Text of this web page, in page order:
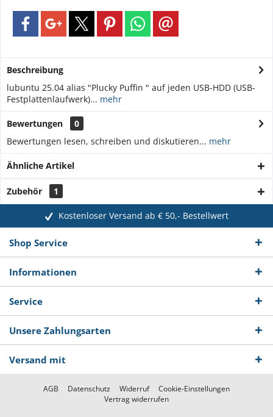
Beschreibung
lubuntu 25.04 alias "Plucky Puffin " auf jeden USB-HDD (USB-
Festplattenlaufwerk)... mehr
Bewertungen
0
Bewertungen lesen, schreiben und diskutieren... mehr
Ähnliche Artikel
Zubehör 1
Kostenloser Versand ab € 50,- Bestellwert
Shop Service
Informationen
Service
Unsere Zahlungsarten
Versand mit
AGB Datenschutz Widerruf
Cookie-Einstellungen
Vertrag widerrufen